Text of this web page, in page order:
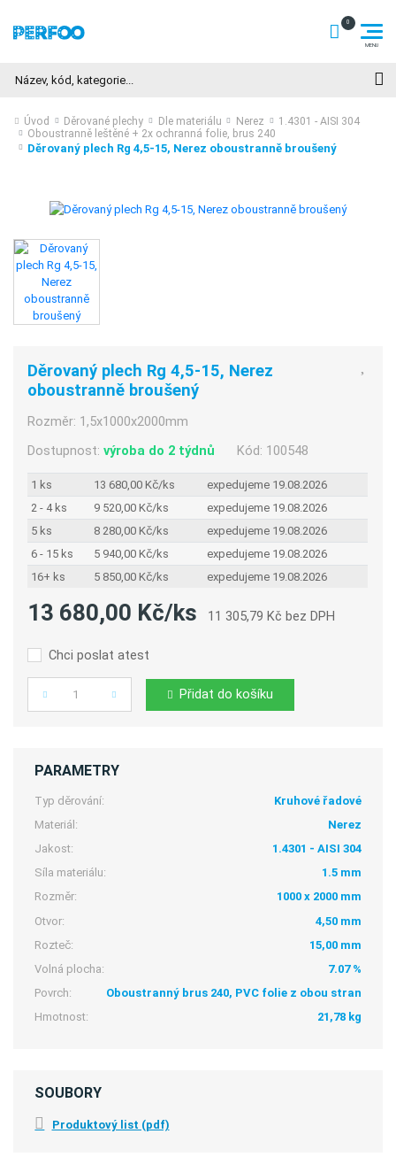
Úvod Děrované plechy Dle materiálu Nerez
1.4301 - AISI 304
Oboustranně leštěné + 2x ochranná folie, brus 240
Děrovaný plech Rg 4,5-15, Nerez oboustranně broušený
Děrovaný plech Rg 4,5-15, Nerez
oboustranně broušený
Rozměr: 1,5x1000x2000mm
Dostupnost:výroba do 2 týdnů Kód: 100548
1 ks 13 680,00 Kč/ks
expedujeme 19.08.2026
2 - 4 ks
9 520,00 Kč/ks
expedujeme 19.08.2026
5 ks
8 280,00 Kč/ks
expedujeme 19.08.2026
6 - 15 ks
5 940,00 Kč/ks
expedujeme 19.08.2026
16+ ks
5 850,00 Kč/ks expedujeme 19.08.2026
13 680,00 Kč/ks 11 305,79 Kč bez DPH
Chci poslat atest
Počet Přidat do košíku
PARAMETRY
Typ děrování:
Kruhové řadové
Materiál:
Nerez
Jakost:
1.4301 - AISI 304
Síla materiálu:
1.5 mm
Rozměr:
1000 x 2000 mm
Otvor:
4,50 mm
Rozteč:
15,00 mm
Volná plocha:
7.07 %
Povrch:
Oboustranný brus 240, PVC folie z obou stran
Hmotnost:
21,78 kg
SOUBORY
Produktový list (pdf)